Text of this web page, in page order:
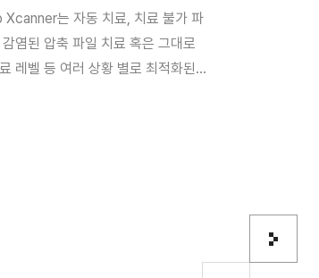
,
AhnLab Xcanner는 필수 프로그램 감염으
제, 오진 대응을 위한 검역소 기능을 제공하
는 자동 치료, 치료 불가 파
염된 압축 파일 치료 혹은 그대로
레벨 등 여러 상황 별로 최적화된
다음